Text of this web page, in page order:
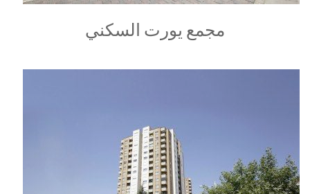
مجمع يورت السكني